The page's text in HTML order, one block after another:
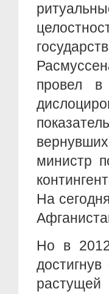
провел
министр
На
Но в